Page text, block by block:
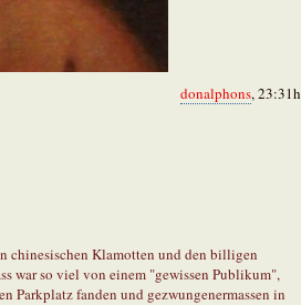
donalphons, 23:31h
chinesischen Klamotten und den billigen
war so viel von einem "gewissen Publikum",
Parkplatz fanden und gezwungenermassen in